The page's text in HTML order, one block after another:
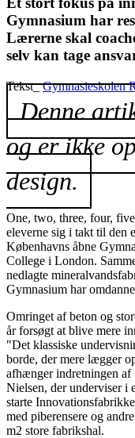
Gymnasium har
Lærerne skal
selv kan tage
Tekst_Gymnasieskolen
Denne
og er ikke
design.
One, two, three, four,
eleverne sig i takt til den
Københavns åbne
College i London.
nedlagte
Gymnasium har
Omringet af beton og
år forsøgt at blive mere
"Det klassiske
borde, der mere lægger
afhænger indretningen
Nielsen, der underviser i
starte
med piberensere og
m2 store fabrikshal.